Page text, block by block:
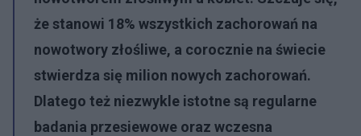
że stanowi 18% wszystkich zachorowań na
nowotwory złośliwe, a corocznie na świecie
stwierdza się milion nowych zachorowań.
Dlatego też niezwykle istotne są regularne
badania przesiewowe oraz wczesna